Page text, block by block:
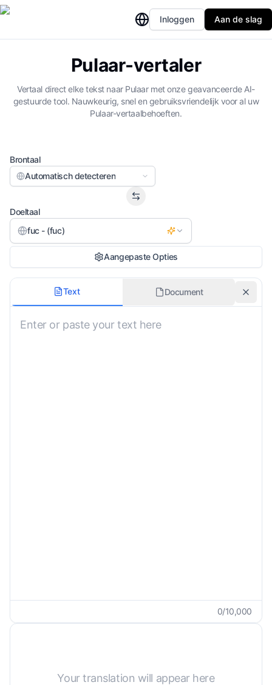
Inloggen Aan de slag
Pulaar-vertaler
Vertaal direct elke tekst naar Pulaar met onze geavanceerde AI-
gestuurde tool. Nauwkeurig, snel en gebruiksvriendelijk voor al uw
Pulaar-vertaalbehoeften.
Brontaal
Automatisch detecteren
Doeltaal
fuc - (fuc)
Aangepaste Opties
Formele Taal
Text Document
0/10,000
Your translation will appear here